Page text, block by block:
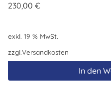
230,00 €
exkl. 19 % MwSt.
zzgl.Versandkosten
In den